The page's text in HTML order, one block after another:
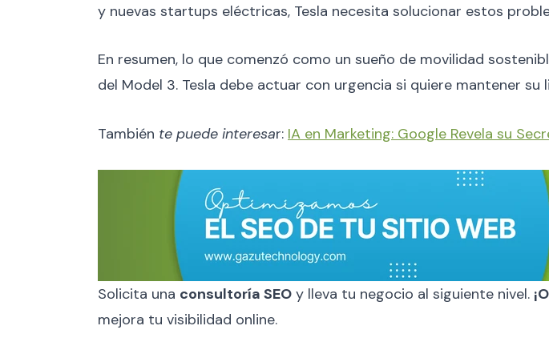
y nuevas startups eléctricas, Tesla necesita solucionar estos
En resumen, lo que comenzó como un sueño de movilidad
del Model 3. Tesla debe actuar con urgencia si quiere mantener
También te puede interesar: IA en Marketing: Google Revela su
Solicita una consultoría SEO y lleva tu negocio al siguiente nivel.
mejora tu visibilidad online.